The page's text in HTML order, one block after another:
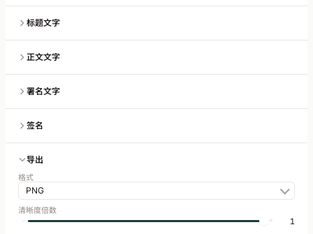
标题文字
正文文字
署名文字
签名
导出
格式
PNG
清晰度倍数
-
+ 1